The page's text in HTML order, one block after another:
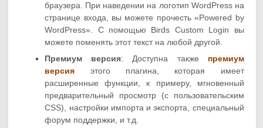
браузера. При наведении на логотип WordPress на
странице входа, вы можете прочесть «Powered by
WordPress». С помощью Birds Custom Login вы
можете поменять этот текст на любой другой.
Премиум версия: Доступна также премиум
версия этого плагина, которая имеет
расширенные функции, к примеру, мгновенный
предварительный просмотр (с пользовательским
CSS), настройки импорта и экспорта, специальный
форум поддержки, и т.д.